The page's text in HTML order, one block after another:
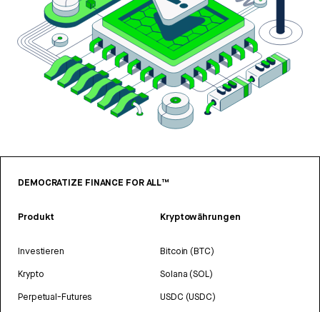
DEMOCRATIZE FINANCE FOR ALL™
Produkt
Investieren
Krypto
Perpetual-Futures
Kryptowährungen
Bitcoin (BTC)
Solana (SOL)
USDC (USDC)